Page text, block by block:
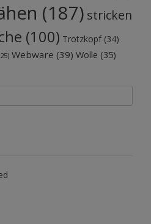
(187) stricken
(100) Trotzkopf(34)
Webware (39) Wolle (35)